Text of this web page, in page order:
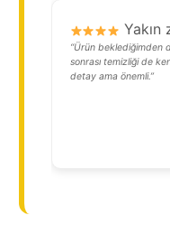
Yakın
“Ürün beklediğimden
sonrası temizliği de
detay ama önemli.”